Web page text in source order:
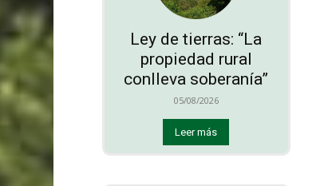
Ley de tierras: “La
propiedad rural
conlleva soberanía”
05/08/2026
Leer más